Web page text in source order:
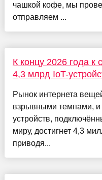
чашкой кофе, мы
отправляем ...
К концу 2026 года к
4,3 млрд IoT-
Рынок интернета
взрывными темпами, и
устройств,
миру, достигнет 4,3
приводя...